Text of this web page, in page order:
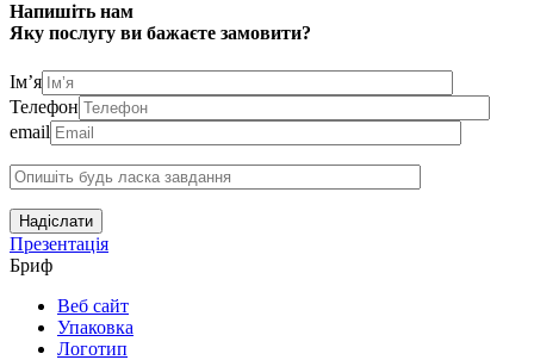
Напишіть нам
Яку послугу ви бажаєте замовити?
Ім’я
Телефон
email
Надіслати
Презентація
Бриф
Веб сайт
Упаковка
Логотип